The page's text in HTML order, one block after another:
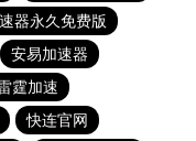
器永久免费版
安易加速器
霆加速
快连官网